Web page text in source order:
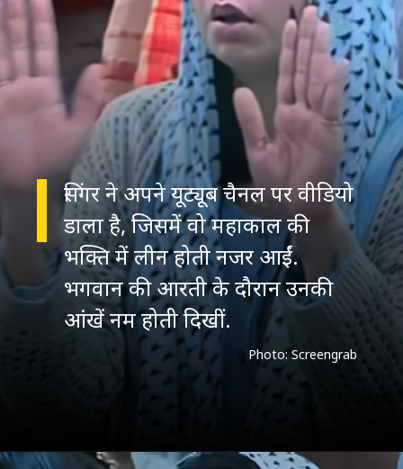
सिंगर ने अपने यूट्यूब चैनल पर वीडियो
डाला है, जिसमें वो महाकाल की
भक्ति में लीन होती नजर आईं.
भगवान की आरती के दौरान उनकी
आंखें नम होती दिखीं.
Photo: Screengrab